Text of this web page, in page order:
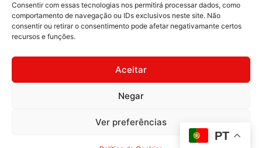
Consentir com essas tecnologias nos permitirá processar dados, como
comportamento de navegação ou IDs exclusivos neste site. Não
consentir ou retirar o consentimento pode afetar negativamante certos
recursos e funções.
Aceitar
Negar
Ver preferências
seus respetivos proprietários.
Illimitatus Agency
Política de Cookies (UE)
Política de Privacidade
PT